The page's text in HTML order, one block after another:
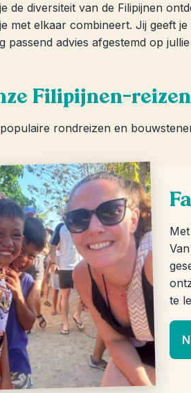
de diversiteit van de Filipijnen
met elkaar combineert. Jij geeft
passend advies afgestemd op
Filipijnen-reizen
rondreizen en
te